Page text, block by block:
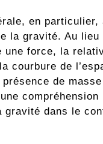
en particulier,
la gravité. Au lieu
une force, la
courbure de
de masse
compréhension
gravité dans le